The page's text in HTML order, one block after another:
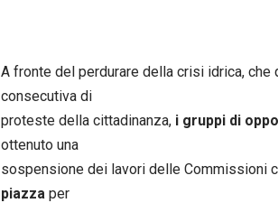
A fronte del perdurare della crisi idrica, che
consecutiva di
proteste della cittadinanza, i gruppi di
ottenuto una
sospensione dei lavori delle Commissioni
piazza per